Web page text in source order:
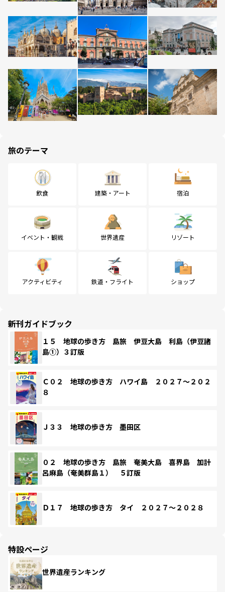
旅のテーマ
飲食 建築・アート 宿泊
イベント・観戦 世界遺産 リゾート
アクティビティ 鉄道・フライト ショップ
新刊ガイドブック
１５ 地球の歩き方 島旅 伊豆大島 利島（伊豆諸
島①）３訂版
Ｃ０２ 地球の歩き方 ハワイ島 ２０２７～２０２
８
Ｊ３３ 地球の歩き方 墨田区
０２ 地球の歩き方 島旅 奄美大島 喜界島 加計
呂麻島（奄美群島１） ５訂版
Ｄ１７ 地球の歩き方 タイ ２０２７～２０２８
特設ページ
世界遺産ランキング